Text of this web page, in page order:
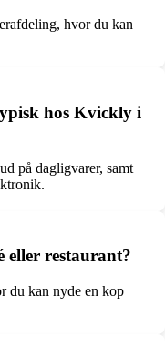
hvor du kan
hos Kvickly i
på dagligvarer, samt
eller restaurant?
du kan nyde en kop